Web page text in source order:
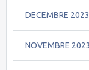
DECEMBRE 2023
NOVEMBRE 2023